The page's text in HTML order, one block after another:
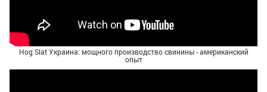
Hog Slat Украина: мощного производство свинины - американский
опыт